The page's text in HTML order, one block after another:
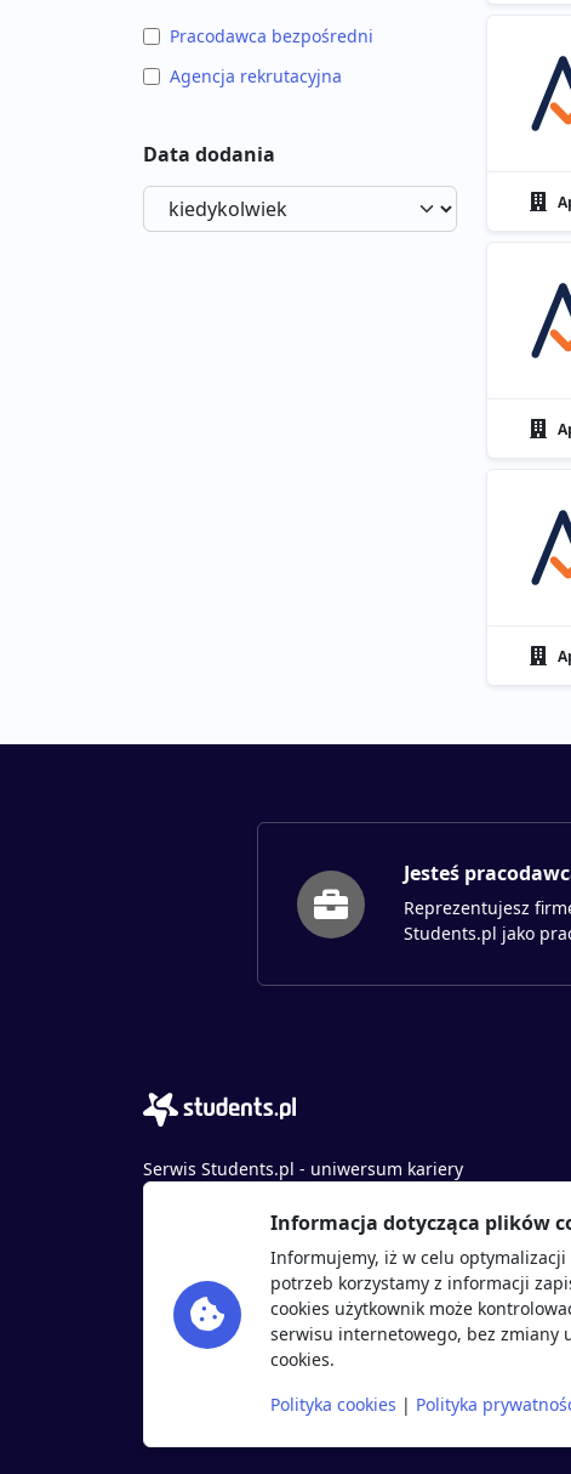
Pracodawca bezpośredni
Agencja rekrutacyjna
Data dodania
Jesteś
Reprezentujesz
Students.pl jako
Serwis Students.pl - uniwersum kariery
© 2026 - Wszelkie prawa zastrzeżone
ul. Sybiraków 54, 37-700 Przemyśl
+48 518 637 436
NIP: 9452235137
Informacja dotycząca plików
Informujemy, iż w celu
potrzeb korzystamy z informacji
cookies użytkownik może
serwisu internetowego, bez zmiany
cookies.
Polityka cookies | Polityka